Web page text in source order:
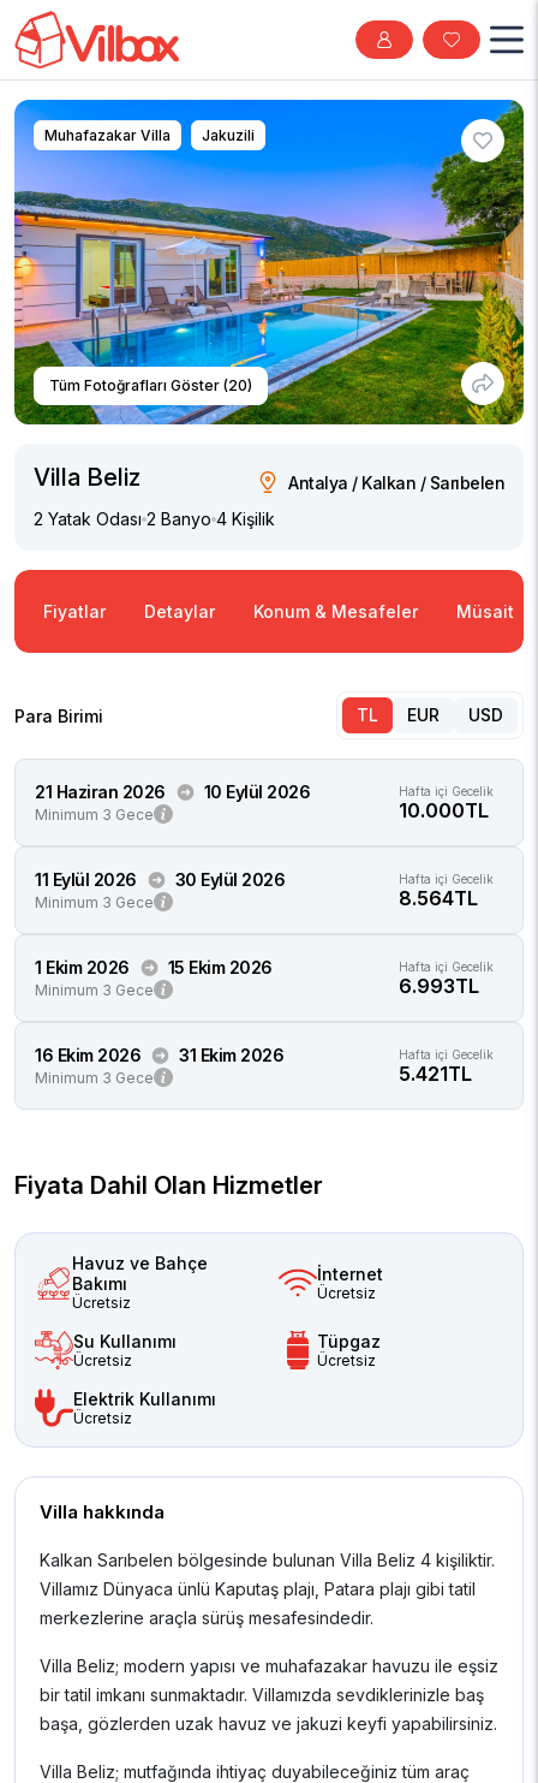
Tüm Fotoğrafları Göster (20)
Muhafazakar Villa Jakuzili
Villa Beliz
Antalya / Kalkan / Sarıbelen
2 Yatak Odası 2 Banyo 4 Kişilik
Fiyatlar Detaylar Konum & Mesafeler Müsaitlik
Para Birimi TL EUR USD
21 Haziran 2026 10 Eylül 2026
Minimum 3 Gece
Hafta içi Gecelik
10.000TL
11 Eylül 2026 30 Eylül 2026
Minimum 3 Gece
Hafta içi Gecelik
8.564TL
1 Ekim 2026 15 Ekim 2026
Minimum 3 Gece
Hafta içi Gecelik
6.993TL
16 Ekim 2026 31 Ekim 2026
Minimum 3 Gece
Hafta içi Gecelik
5.421TL
Fiyata Dahil Olan Hizmetler
Havuz ve Bahçe
Bakımı
Ücretsiz
İnternet
Ücretsiz
Su Kullanımı
Ücretsiz
Tüpgaz
Ücretsiz
Elektrik Kullanımı
Ücretsiz
Villa hakkında
Kalkan Sarıbelen bölgesinde bulunan Villa Beliz 4 kişiliktir.
Villamız Dünyaca ünlü Kaputaş plajı, Patara plajı gibi tatil
merkezlerine araçla sürüş mesafesindedir.
Villa Beliz; modern yapısı ve muhafazakar havuzu ile eşsiz
bir tatil imkanı sunmaktadır. Villamızda sevdiklerinizle baş
başa, gözlerden uzak havuz ve jakuzi keyfi yapabilirsiniz.
Villa Beliz; mutfağında ihtiyaç duyabileceğiniz tüm araç